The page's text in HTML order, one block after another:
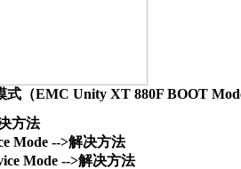
（EMC Unity XT 880F BOOT
方法
Mode -->解决方法
Mode -->解决方法